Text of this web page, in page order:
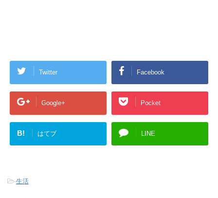
Twitter Facebook
Google+ Pocket
B! はてブ LINE
-生活